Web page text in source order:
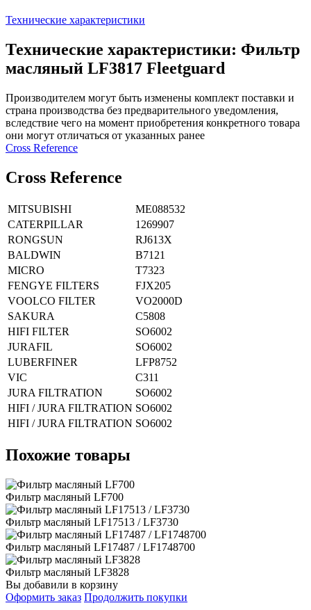
Технические характеристики
Технические характеристики: Фильтр
масляный LF3817 Fleetguard
Производителем могут быть изменены комплект поставки и
страна производства без предварительного уведомления,
вследствие чего на момент приобретения конкретного товара
они могут отличаться от указанных ранее
Сross Reference
Сross Reference
MITSUBISHI
ME088532
CATERPILLAR
1269907
RONGSUN
RJ613X
BALDWIN
B7121
MICRO
T7323
FENGYE FILTERS
FJX205
VOOLCO FILTER
VO2000D
SAKURA
C5808
HIFI FILTER
SO6002
JURAFIL
SO6002
LUBERFINER
LFP8752
VIC
C311
JURA FILTRATION
SO6002
HIFI / JURA FILTRATION SO6002
HIFI / JURA FILTRATION SO6002
Похожие товары
Фильтр масляный LF700
Фильтр масляный LF17513 / LF3730
Фильтр масляный LF17487 / LF1748700
Фильтр масляный LF3828
Вы добавили в корзину
Оформить заказ Продолжить покупки